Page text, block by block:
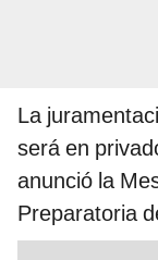
La
será en
anunció la
Preparatoria